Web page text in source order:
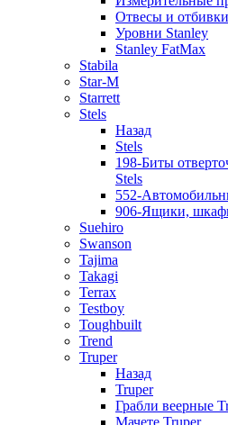
Отвесы и
Уровни Stanley
Stanley FatMax
Stabila
Star-M
Starrett
Stels
Назад
Stels
198-Биты
Stels
552-
906-Ящики,
Suehiro
Swanson
Tajima
Takagi
Terrax
Testboy
Toughbuilt
Trend
Truper
Назад
Truper
Грабли веерные
Мачете Truper